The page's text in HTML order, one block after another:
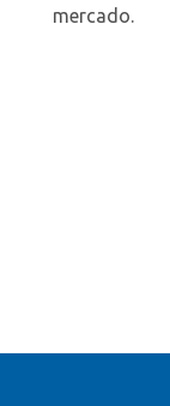
mercado.